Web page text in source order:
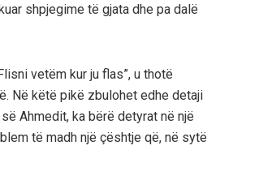
shpjegime të gjata dhe pa dalë
vetëm kur ju flas”, u thotë
Në këtë pikë zbulohet edhe detaji
Ahmedit, ka bërë detyrat në një
të madh një çështje që, në sytë